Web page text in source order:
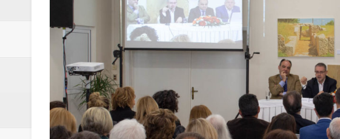
Βίντεο του Εφηβικού τμήματος του
ΕΚΔΗΛΩΣΗ ΤΟΥ ΣΥΛΛΟΓΟΥ ΓΟΝΕΩΝ